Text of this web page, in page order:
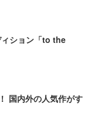
ション「to the
国内外の人気作がす